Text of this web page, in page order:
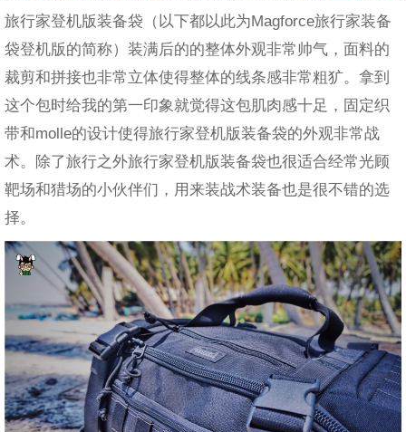
旅行家登机版装备袋（以下都以此为Magforce旅行家装备
袋登机版的简称）装满后的的整体外观非常帅气，面料的
裁剪和拼接也非常立体使得整体的线条感非常粗犷。拿到
这个包时给我的第一印象就觉得这包肌肉感十足，固定织
带和molle的设计使得旅行家登机版装备袋的外观非常战
术。除了旅行之外旅行家登机版装备袋也很适合经常光顾
靶场和猎场的小伙伴们，用来装战术装备也是很不错的选
择。